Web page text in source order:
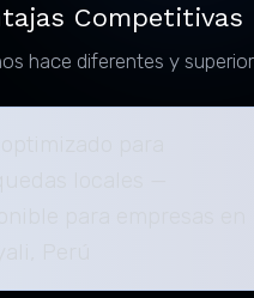
Competitivas
hace diferentes y